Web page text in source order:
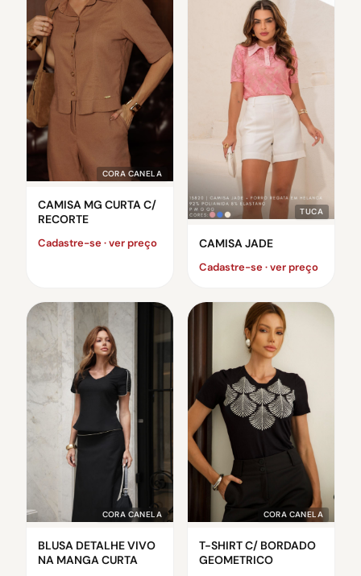
CORA CANELA
CAMISA MG CURTA C/
RECORTE
Cadastre-se · ver preço
TUCA
CAMISA JADE
Cadastre-se · ver preço
CORA CANELA
BLUSA DETALHE VIVO
NA MANGA CURTA
CORA CANELA
T-SHIRT C/ BORDADO
GEOMETRICO